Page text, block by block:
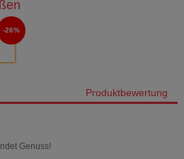
26%
Produktbewertung
Genuss!